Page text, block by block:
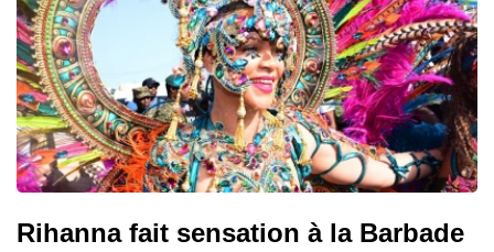
Rihanna fait sensation à la Barbade